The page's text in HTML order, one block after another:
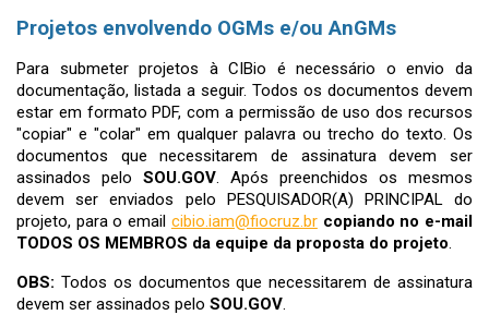
Projetos envolvendo OGMs e/ou AnGMs
Para submeter projetos à CIBio é necessário o envio da
documentação, listada a seguir. Todos os documentos devem
estar em formato PDF, com a permissão de uso dos recursos
"copiar" e "colar" em qualquer palavra ou trecho do texto. Os
documentos que necessitarem de assinatura devem ser
assinados pelo SOU.GOV. Após preenchidos os mesmos
devem ser enviados pelo PESQUISADOR(A) PRINCIPAL do
projeto, para o email cibio.iam@fiocruz.br copiando no e-mail
TODOS OS MEMBROS da equipe da proposta do projeto.
OBS: Todos os documentos que necessitarem de assinatura
devem ser assinados pelo SOU.GOV.